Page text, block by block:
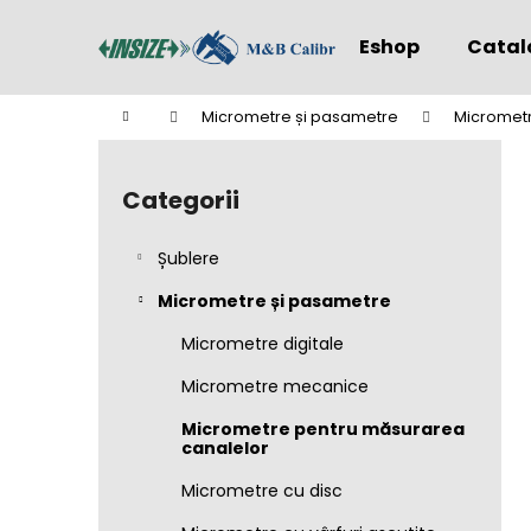
Eshop
Acasă Micrometre și pasametre
B
Sari
Categorii
Șublere
Micrometre și pasametre
Micrometre digitale
Micrometre mecanice
Micrometre pentru măsurarea
canalelor
Micrometre cu disc
Înapoi
la
Înapoi
la